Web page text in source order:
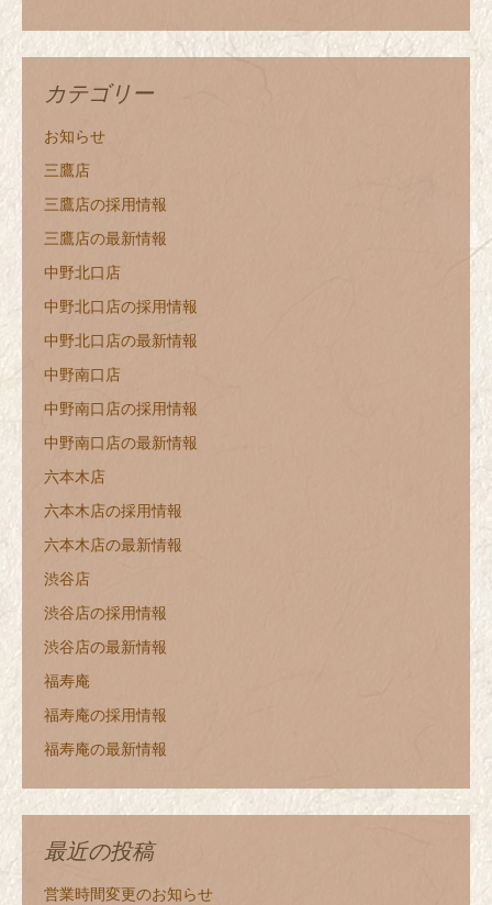
カテゴリー
お知らせ
三鷹店
三鷹店の採用情報
三鷹店の最新情報
中野北口店
中野北口店の採用情報
中野北口店の最新情報
中野南口店
中野南口店の採用情報
中野南口店の最新情報
六本木店
六本木店の採用情報
六本木店の最新情報
渋谷店
渋谷店の採用情報
渋谷店の最新情報
福寿庵
福寿庵の採用情報
福寿庵の最新情報
最近の投稿
営業時間変更のお知らせ